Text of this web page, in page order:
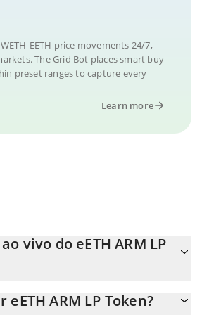
EETH price movements 24/7,
The Grid Bot places smart buy
preset ranges to capture every
Learn more
vivo do eETH ARM LP
ARM LP Token?